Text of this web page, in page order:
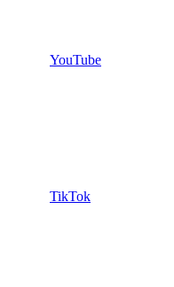
YouTube
TikTok